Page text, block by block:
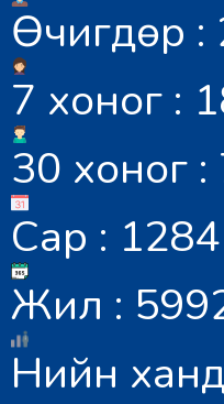
Өчигдөр :
7 хоног :
30 хоног
Сар : 1284
Жил :
Нийн